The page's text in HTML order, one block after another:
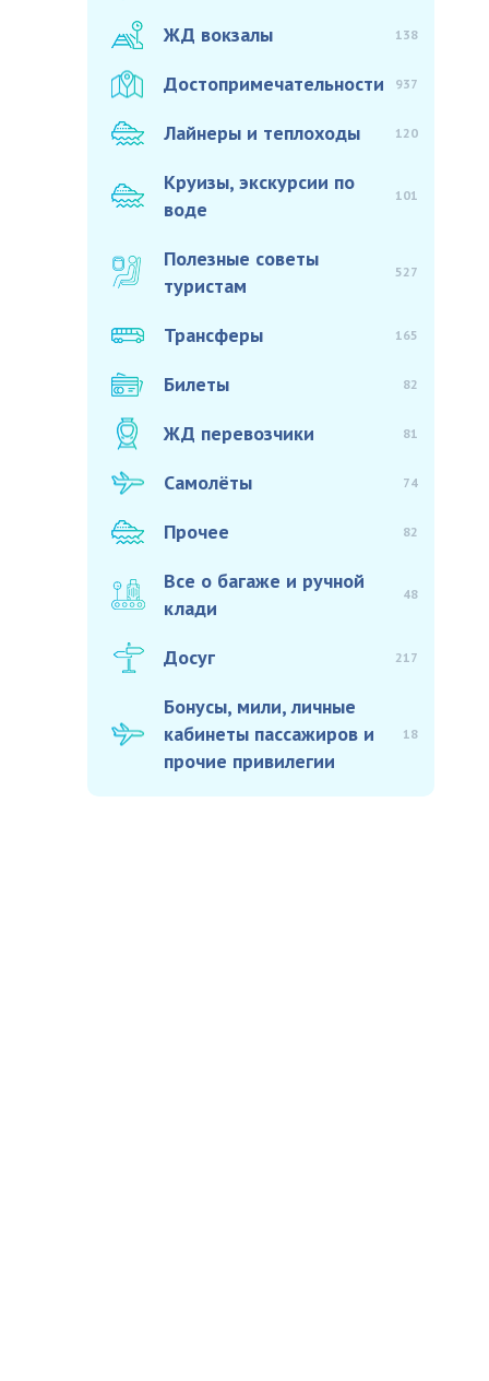
ЖД вокзалы 138
Достопримечательности 937
Лайнеры и теплоходы 120
Круизы, экскурсии по
воде
101
Полезные советы
туристам
527
Трансферы 165
Билеты 82
ЖД перевозчики 81
Самолёты 74
Прочее 82
Все о багаже и ручной
клади
48
Досуг 217
Бонусы, мили, личные
кабинеты пассажиров и
прочие привилегии
18